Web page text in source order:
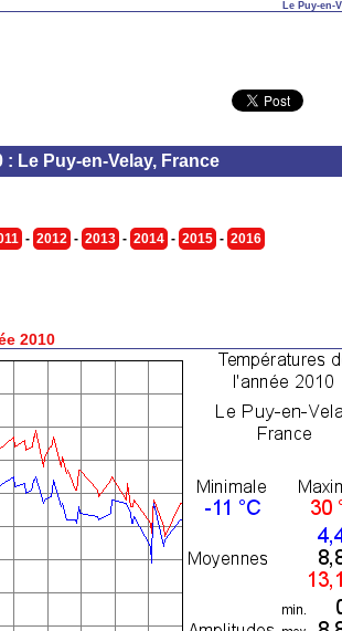
Le Puy-en-
Le Puy-en-Velay, France
- 2012 - 2013 - 2014 - 2015 - 2016
2010